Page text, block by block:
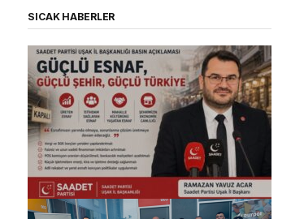
SICAK HABERLER
(başlıksız)
Alaattin Karahan tarafından 14/07/2026